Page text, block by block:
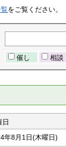
をご覧ください。
催し 相談
日
年8月1日(木曜日)